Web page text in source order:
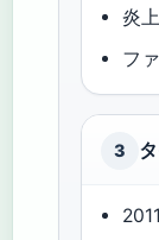
炎
フ
3